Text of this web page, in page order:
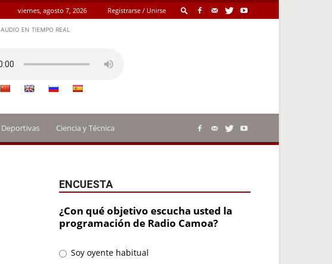
viernes, agosto 7, 2026 Registrarse / Unirse
AUDIO EN TIEMPO REAL
Deportivas Ciencia y Técnica
ENCUESTA
¿Con qué objetivo escucha usted la
programación de Radio Camoa?
Soy oyente habitual